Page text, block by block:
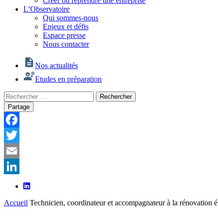
L’Observatoire
Qui sommes-nous
Enjeux et défis
Espace presse
Nous contacter
Nos actualités
Etudes en préparation
Rechercher
:
Rechercher
Partage
Facebook
Twitter
Email
LinkedIn
Accueil Technicien, coordinateur et accompagnateur à la rénovation